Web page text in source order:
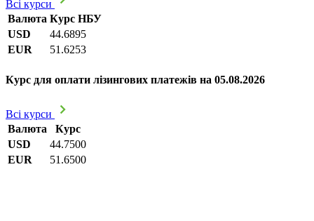
Всі курси
Валюта Курс НБУ
USD
44.6895
EUR
51.6253
Курс для оплати лізингових платежів на 05.08.2026
Всі курси
Валюта
Курс
USD
44.7500
EUR
51.6500